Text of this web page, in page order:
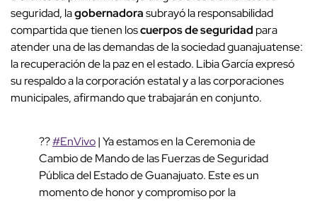
seguridad, lagobernadorasubrayó la responsabilidad
compartida que tienen loscuerpos de seguridad para
atender una de las demandas de la sociedad guanajuatense:
la recuperación de la paz en el estado. Libia García expresó
su respaldo a la corporación estatal y a las corporaciones
municipales, afirmando que trabajarán en conjunto.
??#EnVivo| Ya estamos en la Ceremonia de
Cambio de Mando de las Fuerzas de Seguridad
Pública del Estado de Guanajuato. Este es un
momento de honor y compromiso por la